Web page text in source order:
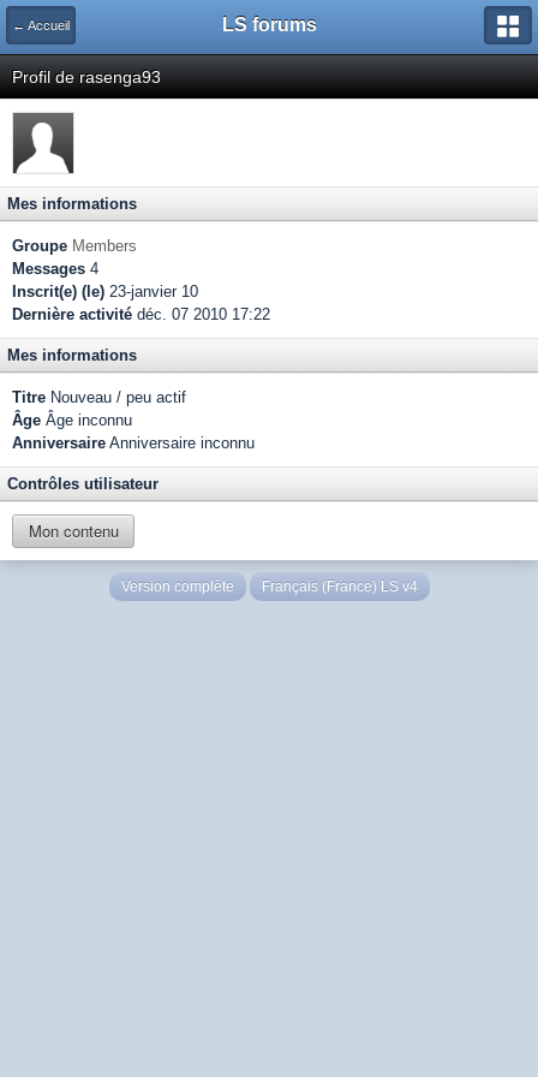
← Accueil LS forums
Profil de rasenga93
Mes informations
Groupe Members
Messages 4
Inscrit(e) (le) 23-janvier 10
Dernière activité déc. 07 2010 17:22
Mes informations
Titre Nouveau / peu actif
Âge Âge inconnu
Anniversaire Anniversaire inconnu
Contrôles utilisateur
Mon contenu
Version complète Français (France) LS v4